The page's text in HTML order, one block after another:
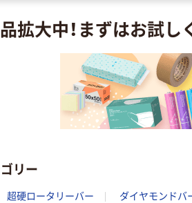
拡大中！まずはお試し
リー
超硬ロータリーバー ダイヤモンドバ